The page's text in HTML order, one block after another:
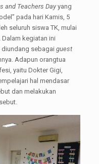
and Teachers Day yang
pada hari Kamis, 5
seluruh siswa TK, mulai
Dalam kegiatan ini
sebagai guest
Adapun orangtua
yaitu Dokter Gigi,
hal mendasar
dan melakukan